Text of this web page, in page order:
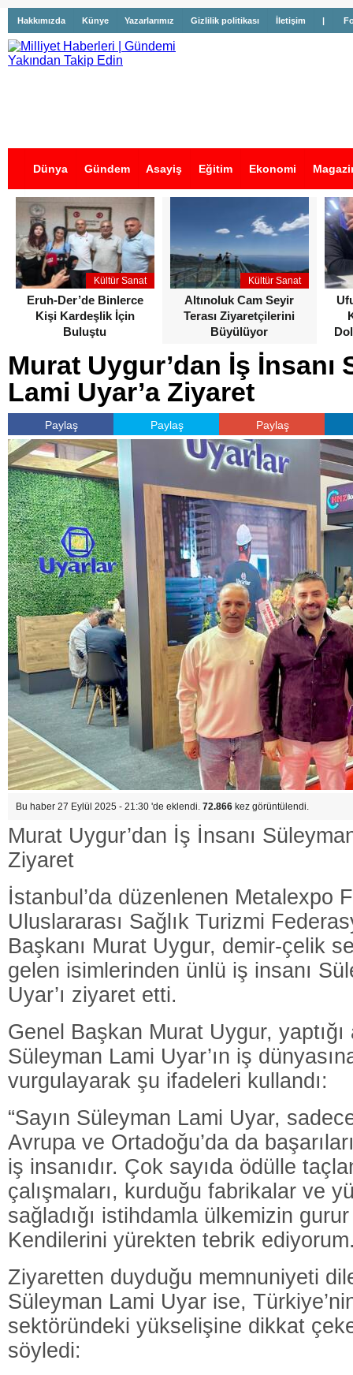
Hakkımızda Künye Yazarlarımız Gizlilik politikası İletişim |
Dünya Gündem Asayiş Eğitim Ekonomi
İş İlanları
Kültür Sanat
Eruh-Der’de Binlerce
Kişi Kardeşlik İçin
Buluştu
Kültür Sanat
Altınoluk Cam Seyir
Terası Ziyaretçilerini
Büyülüyor
Murat Uygur’dan İş İnsanı
Lami Uyar’a Ziyaret
Paylaş Paylaş Paylaş
Bu haber 27 Eylül 2025 - 21:30 'de eklendi. 72.866 kez görüntülendi.
Murat Uygur’dan İş İnsanı
Ziyaret
İstanbul’da düzenlenen Metalexpo
Uluslararası Sağlık Turizmi
Başkanı Murat Uygur, demir-çelik
gelen isimlerinden ünlü iş insanı
Uyar’ı ziyaret etti.
Genel Başkan Murat Uygur, yaptığı
Süleyman Lami Uyar’ın iş
vurgulayarak şu ifadeleri kullandı:
“Sayın Süleyman Lami Uyar,
Avrupa ve Ortadoğu’da da
iş insanıdır. Çok sayıda ödülle
çalışmaları, kurduğu fabrikalar ve
sağladığı istihdamla ülkemizin gurur
Kendilerini yürekten tebrik
Ziyaretten duyduğu memnuniyeti
Süleyman Lami Uyar ise,
sektöründeki yükselişine dikkat
söyledi: